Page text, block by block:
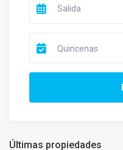
Quincenas
Últimas propiedades